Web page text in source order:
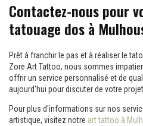
Contactez-nous pour
tatouage dos à
Prêt à franchir le pas et à réaliser le
Zore Art Tattoo, nous sommes
offrir un service personnalisé et de
aujourd'hui pour discuter de votre
Pour plus d'informations sur nos
artistique, visitez notre art tattoo à